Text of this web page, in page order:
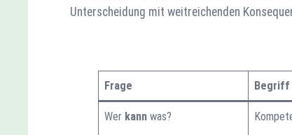
Unterscheidung mit weitreichenden
Frage Begriff
Wer kann was?